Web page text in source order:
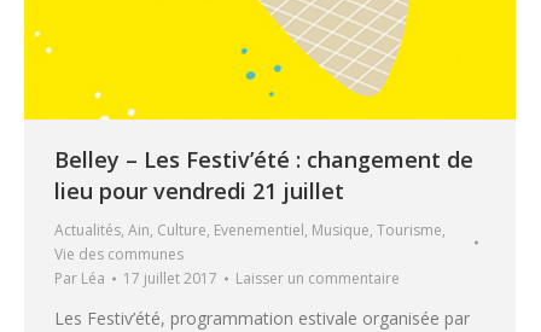
Belley – Les Festiv’été : changement de
lieu pour vendredi 21 juillet
Actualités, Ain, Culture, Evenementiel, Musique, Tourisme,
Vie des communes
Par Léa 17 juillet 2017 Laisser un commentaire
Les Festiv’été, programmation estivale organisée par